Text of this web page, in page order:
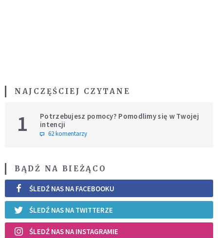
NAJCZĘŚCIEJ CZYTANE
1
Potrzebujesz pomocy? Pomodlimy się w Twojej
intencji
62 komentarzy
BĄDŹ NA BIEŻĄCO
ŚLEDŹ NAS NA FACEBOOKU
ŚLEDŹ NAS NA TWITTERZE
ŚLEDŹ NAS NA INSTAGRAMIE